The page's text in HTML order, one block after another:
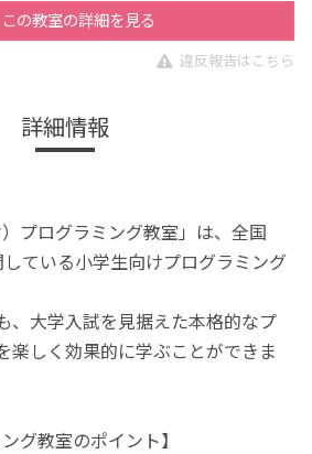
この教室の詳細を見る
違反報告はこちら
詳細情報
）プログラミング教室」は、全国
ている小学生向けプログラミング
、大学入試を見据えた本格的なプ
楽しく効果的に学ぶことができま
グ教室のポイント】